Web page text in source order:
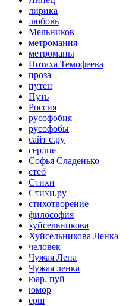
лирика
любовь
Мельников
метромания
метроманы
Нотаха Темофеева
проза
путен
Путь
Россия
русофобия
русофобы
сайт с.ру
сердце
Софья Сладенько
стеб
Стихи
Стихи.ру
стихотворение
философия
хуйсельникова
Хуйсельникова Ленка
человек
Чужая Лена
Чужая ленка
юар. пуй
юмор
ёрш